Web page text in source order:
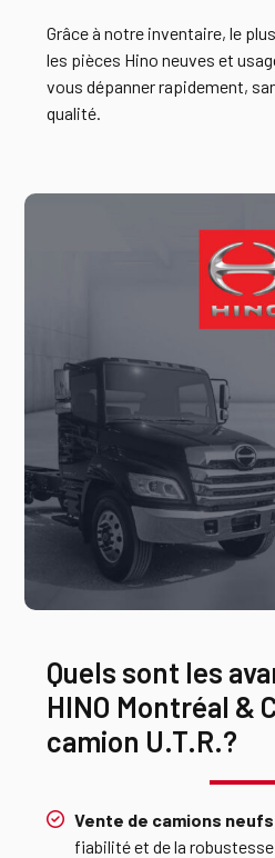
Grâce à notre inventaire, le
les pièces Hino neuves et
vous dépanner rapidement,
qualité.
Quels sont les
HINO Montréal &
camion U.T.R.?
Vente de camions neufs
fiabilité et de la